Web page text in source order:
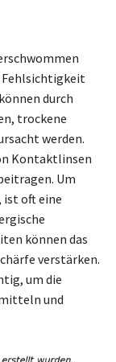
Fehlsichtigkeit
durch
trockene
werden.
Kontaktlinsen
Um
ist oft eine
können das
verstärken.
um die
und